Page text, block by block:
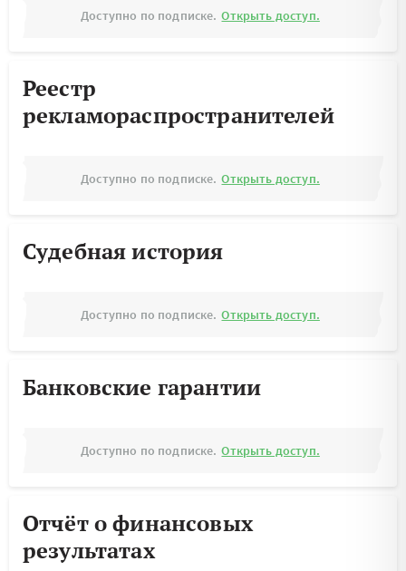
Доступно по подписке. Открыть доступ.
Реестр
рекламораспространителей
Доступно по подписке. Открыть доступ.
Судебная история
Доступно по подписке. Открыть доступ.
Банковские гарантии
Доступно по подписке. Открыть доступ.
Отчёт о финансовых
результатах